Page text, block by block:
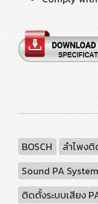
BOSCH ลำโพง
Sound PA System
ติดตั้งระบบเสียง